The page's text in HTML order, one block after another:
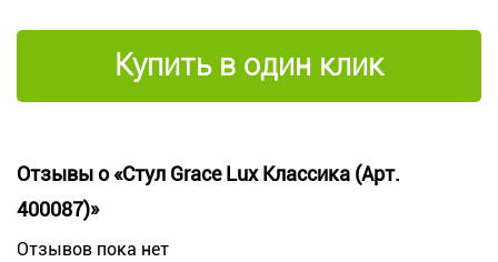
Купить в один клик
Отзывы о «Стул Grace Lux Классика (Арт.
400087)»
Отзывов пока нет